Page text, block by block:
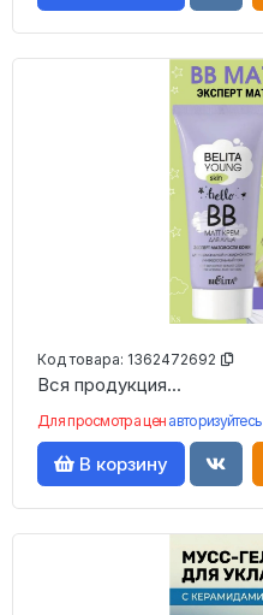
Код товара: 1362472692
Вся продукция...
Для просмотра цен авторизуйтесь
В корзину